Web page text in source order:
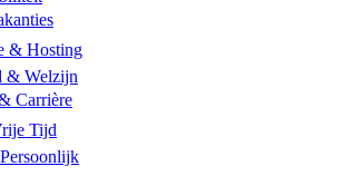
& Hosting
& Welzijn
Carrière
Tijd